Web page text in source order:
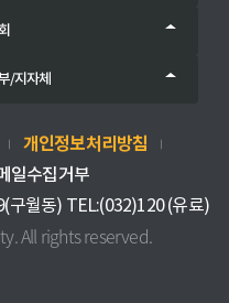
/지자체
개인정보처리방침
일수집거부
구월동) TEL:(032)120 (유료)
All rights reserved.